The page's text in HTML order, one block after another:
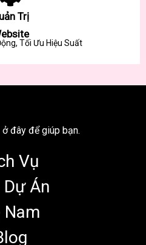
Trị
Tối Ưu Hiệu Suất
ở đây để giúp bạn.
Vụ
Dự Án
Nam